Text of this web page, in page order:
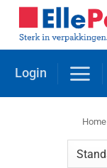
naar
inhoud
Login
Home